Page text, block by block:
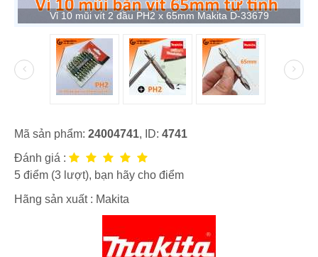
Vỉ 10 mũi vít 2 đầu PH2 x 65mm Makita D-33679
Mã sản phẩm: 24004741, ID: 4741
Đánh giá :
5 điểm (3 lượt), bạn hãy cho điểm
Hãng sản xuất : Makita